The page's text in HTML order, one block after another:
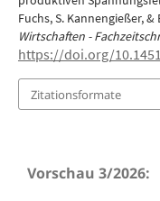
Fuchs, S. Kannengießer,
Wirtschaften -
https://doi.org/
Zitationsformate
Vorschau 3/2026: